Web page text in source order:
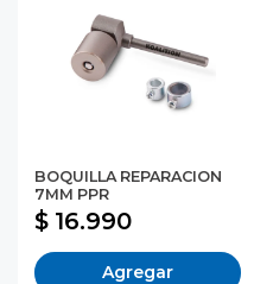
BOQUILLA REPARACION
7MM PPR
$ 16.990
Agregar